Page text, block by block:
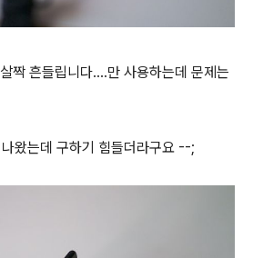
짝 흔들립니다....만 사용하는데 문제는
왔는데 구하기 힘들더라구요 --;